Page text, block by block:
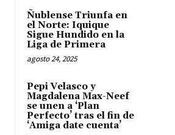
Ñublense Triunfa en
el Norte: Iquique
Sigue Hundido en la
Liga de Primera
agosto 24, 2025
Pepi Velasco y
Magdalena Max-Neef
se unen a ‘Plan
Perfecto’ tras el fin de
‘Amiga date cuenta’